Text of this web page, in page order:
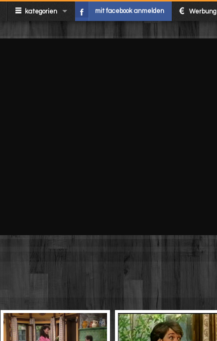
kategorien mit facebook anmelden Werbung